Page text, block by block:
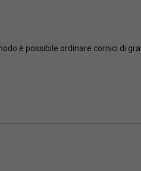
è possibile ordinare cornici di